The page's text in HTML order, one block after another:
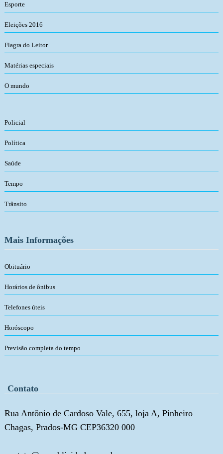
Esporte
Eleições 2016
Flagra do Leitor
Matérias especiais
O mundo
Policial
Política
Saúde
Tempo
Trânsito
Mais Informações
Obituário
Horários de ônibus
Telefones úteis
Horóscopo
Previsão completa do tempo
Contato
Rua Antônio de Cardoso Vale, 655, loja A, Pinheiro
Chagas, Prados-MG CEP36320 000